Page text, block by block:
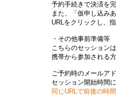
予約手続きで決済を
また、「仮申し込み
URLをクリックし、
・その他事前準備等
こちらのセッション
携帯から参加される
ご予約時のメールア
セッション開始時間
同じURLで前後の時